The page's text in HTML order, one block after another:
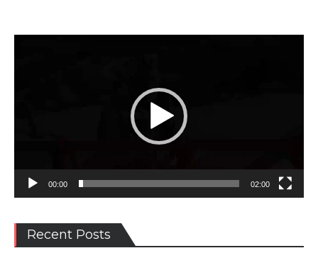
00:00 02:00
Recent Posts